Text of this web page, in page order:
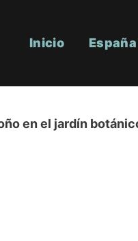
Inicio España
en el jardín